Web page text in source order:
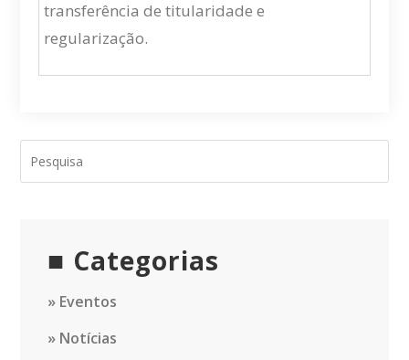
transferência de titularidade e
regularização.
Categorias
Eventos
Notícias